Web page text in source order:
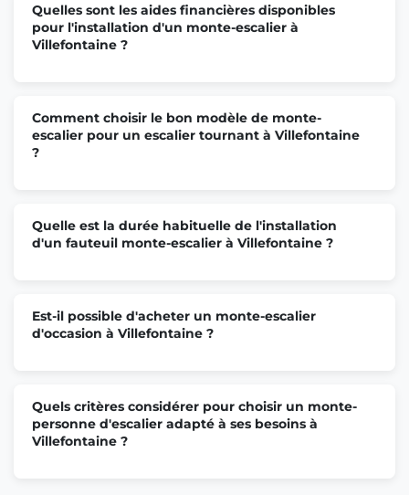
Quelles sont les aides financières disponibles
pour l'installation d'un monte-escalier à
Villefontaine ?
Comment choisir le bon modèle de monte-
escalier pour un escalier tournant à Villefontaine
?
Quelle est la durée habituelle de l'installation
d'un fauteuil monte-escalier à Villefontaine ?
Est-il possible d'acheter un monte-escalier
d'occasion à Villefontaine ?
Quels critères considérer pour choisir un monte-
personne d'escalier adapté à ses besoins à
Villefontaine ?